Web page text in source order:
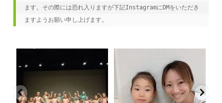
ます。その際には恐れ入りますが下記InstagramにDMをいただき
ますようお願い申し上げます。
県外から私を見つけてくれて、
『この先生がいい！』と本人の意
思で通ってくれている生徒
...